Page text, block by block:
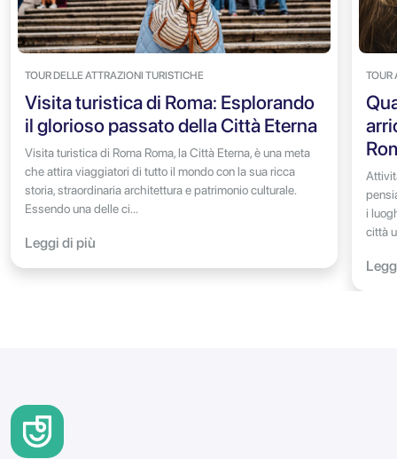
TOUR DELLE ATTRAZIONI TURISTICHE
Visita turistica di Roma: Esplorando
il glorioso passato della Città Eterna
Visita turistica di Roma Roma, la Città Eterna, è una meta
che attira viaggiatori di tutto il mondo con la sua ricca
storia, straordinaria architettura e patrimonio culturale.
Essendo una delle ci...
Leggi di più
TOUR
i
città